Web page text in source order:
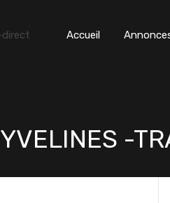
Accueil
-